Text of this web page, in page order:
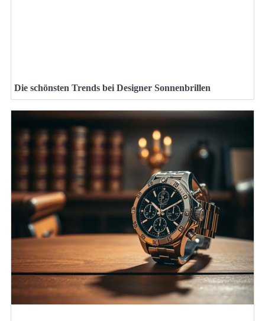
Die schönsten Trends bei Designer Sonnenbrillen